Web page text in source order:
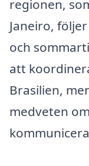
regionen,
Janeiro,
och
att
Brasilien,
medveten